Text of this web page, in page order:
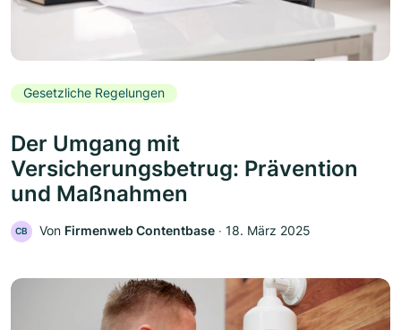
Gesetzliche Regelungen
Der Umgang mit
Versicherungsbetrug: Prävention
und Maßnahmen
CB Von Firmenweb Contentbase ‧ 18. März 2025